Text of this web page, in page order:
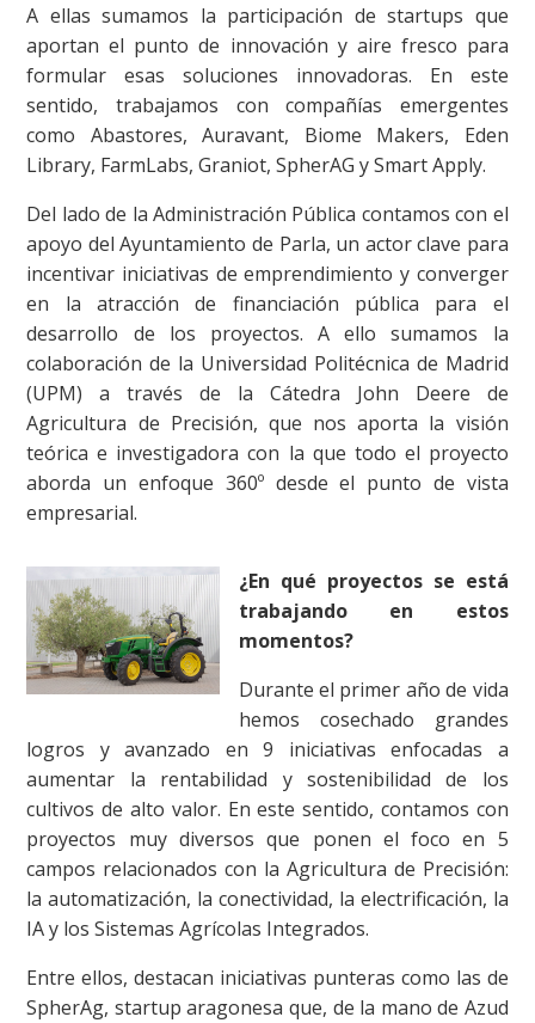
A ellas sumamos la participación de startups que
aportan el punto de innovación y aire fresco para
formular esas soluciones innovadoras. En este
sentido, trabajamos con compañías emergentes
como Abastores, Auravant, Biome Makers, Eden
Library, FarmLabs, Graniot, SpherAG y Smart Apply.
Del lado de la Administración Pública contamos con el
apoyo del Ayuntamiento de Parla, un actor clave para
incentivar iniciativas de emprendimiento y converger
en la atracción de financiación pública para el
desarrollo de los proyectos. A ello sumamos la
colaboración de la Universidad Politécnica de Madrid
(UPM) a través de la Cátedra John Deere de
Agricultura de Precisión, que nos aporta la visión
teórica e investigadora con la que todo el proyecto
aborda un enfoque 360º desde el punto de vista
empresarial.
¿En qué proyectos se est
trabajando en estos
momentos?
Durante el primer año de vida
hemos cosechado grandes
logros y avanzado en 9 iniciativas enfocadas a
aumentar la rentabilidad y sostenibilidad de los
cultivos de alto valor. En este sentido, contamos con
proyectos muy diversos que ponen el foco en 5
campos relacionados con la Agricultura de Precisión:
la automatización, la conectividad, la electrificación, la
IA y los Sistemas Agrícolas Integrados.
Entre ellos, destacan iniciativas punteras como las de
SpherAg, startup aragonesa que, de la mano de Azud